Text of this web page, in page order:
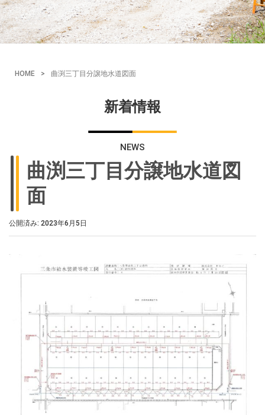
HOME > 曲渕三丁目分譲地水道図面
新着情報
NEWS
曲渕三丁目分譲地水道図
面
公開済み: 2023年6月5日